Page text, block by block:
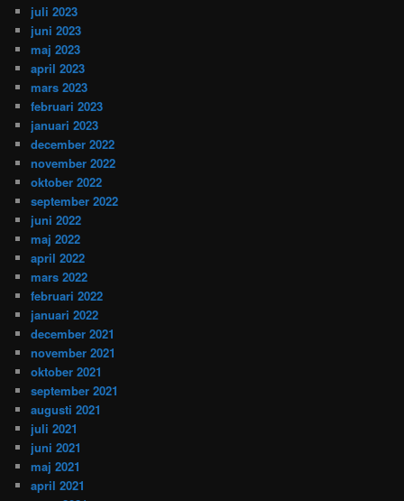
juli 2023
juni 2023
maj 2023
april 2023
mars 2023
februari 2023
januari 2023
december 2022
november 2022
oktober 2022
september 2022
juni 2022
maj 2022
april 2022
mars 2022
februari 2022
januari 2022
december 2021
november 2021
oktober 2021
september 2021
augusti 2021
juli 2021
juni 2021
maj 2021
april 2021